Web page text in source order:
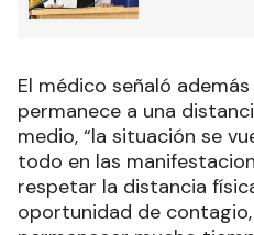
El médico señaló
permanece a una
medio, “la situación se
todo en las
respetar la distancia
oportunidad de